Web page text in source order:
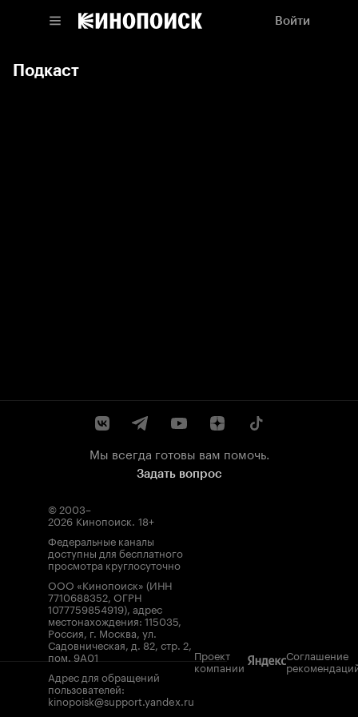
Войти
Подкаст
Мы всегда готовы вам помочь.
Задать вопрос
© 2003–
2026 Кинопоиск. 18+
Федеральные каналы
доступны для бесплатного
просмотра круглосуточно
ООО «Кинопоиск» (ИНН
7710688352, ОГРН
1077759854919), адрес
местонахождения: 115035,
Россия, г. Москва, ул.
Садовническая, д. 82, стр. 2,
пом. 9А01
Адрес для обращений
пользователей:
kinopoisk@support.yandex.ru
Проект
компании
Соглашение